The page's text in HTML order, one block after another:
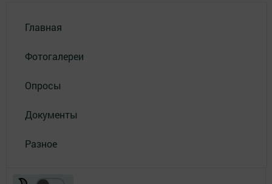
Главная
Фотогалереи
Опросы
Документы
Разное